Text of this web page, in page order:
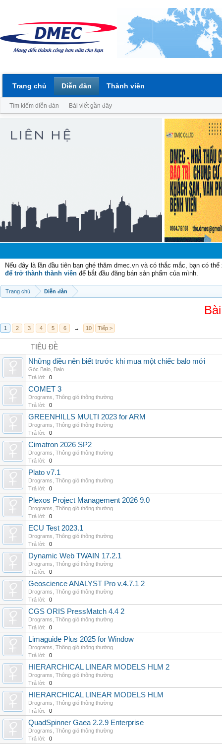
Nếu đây là lần đầu tiên bạn ghé thăm dmec.vn và có thắc mắc, bạn có
để trở thành thành viên để bắt đầu đăng bán sản phẩm của mình.
Trang chủ Diễn đàn
1 2 3 4 5 6 → 10 Tiếp >
TIÊU ĐỀ
Những điều nên biết trước khi mua một chiếc balo mới
Góc Balo Balo
Trả lời:
0
COMET 3
Drograms Thông gió thông thường
Trả lời:
0
GREENHILLS MULTI 2023 for ARM
Drograms Thông gió thông thường
Trả lời:
0
Cimatron 2026 SP2
Drograms Thông gió thông thường
Trả lời:
0
Plato v7.1
Drograms Thông gió thông thường
Trả lời:
0
Plexos Project Management 2026 9.0
Drograms Thông gió thông thường
Trả lời:
0
ECU Test 2023.1
Drograms Thông gió thông thường
Trả lời:
0
Dynamic Web TWAIN 17.2.1
Drograms Thông gió thông thường
Trả lời:
0
Geoscience ANALYST Pro v.4.7.1 2
Drograms Thông gió thông thường
Trả lời:
0
CGS ORIS PressMatch 4.4 2
Drograms Thông gió thông thường
Trả lời:
0
Limaguide Plus 2025 for Window
Drograms Thông gió thông thường
Trả lời:
0
HIERARCHICAL LINEAR MODELS HLM 2
Drograms Thông gió thông thường
Trả lời:
0
HIERARCHICAL LINEAR MODELS HLM
Drograms Thông gió thông thường
Trả lời:
0
QuadSpinner Gaea 2.2.9 Enterprise
Drograms Thông gió thông thường
Trả lời:
0
Trang chủ Diễn đàn
Tìm kiếm diễn đàn Bài viết gần đây
Thành viên